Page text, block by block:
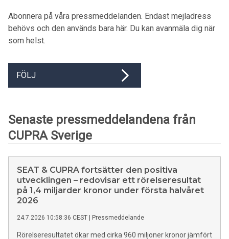
Abonnera på våra pressmeddelanden. Endast mejladress
behövs och den används bara här. Du kan avanmäla dig när
som helst.
FÖLJ
Senaste pressmeddelandena från
CUPRA Sverige
SEAT & CUPRA fortsätter den positiva
utvecklingen – redovisar ett rörelseresultat
på 1,4 miljarder kronor under första halvåret
2026
24.7.2026 10:58:36 CEST | Pressmeddelande
Rörelseresultatet ökar med cirka 960 miljoner kronor jämfört